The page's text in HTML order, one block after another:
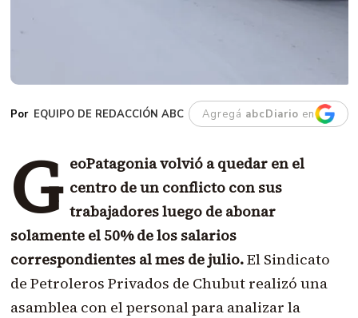
EQUIPO DE REDACCIÓN ABC Agregá abcDiario en
G eoPatagonia volvió a quedar en el
centro de un conflicto con sus
trabajadores luego de abonar
solamente el 50% de los salarios
correspondientes al mes de julio.El Sindicato
de Petroleros Privados de Chubut realizó una
asamblea con el personal para analizar la